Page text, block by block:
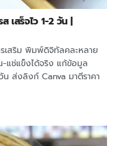
เสร็จไว 1-2 วัน |
เสริม พิมพ์ดิจิทัลคละหลาย
-แช่แข็งได้จริง แก้ข้อมูล
ส่งลิงก์ Canva มาตีราคา